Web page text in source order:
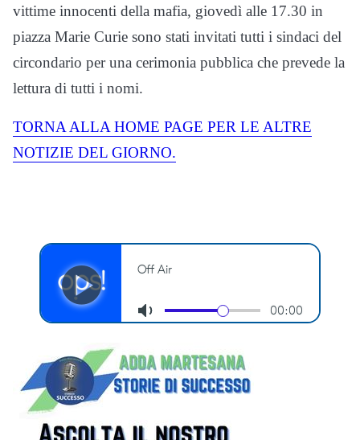
vittime innocenti della mafia, giovedì alle 17.30 in
piazza Marie Curie sono stati invitati tutti i sindaci del
circondario per una cerimonia pubblica che prevede la
lettura di tutti i nomi.
TORNA ALLA HOME PAGE PER LE ALTRE
NOTIZIE DEL GIORNO.